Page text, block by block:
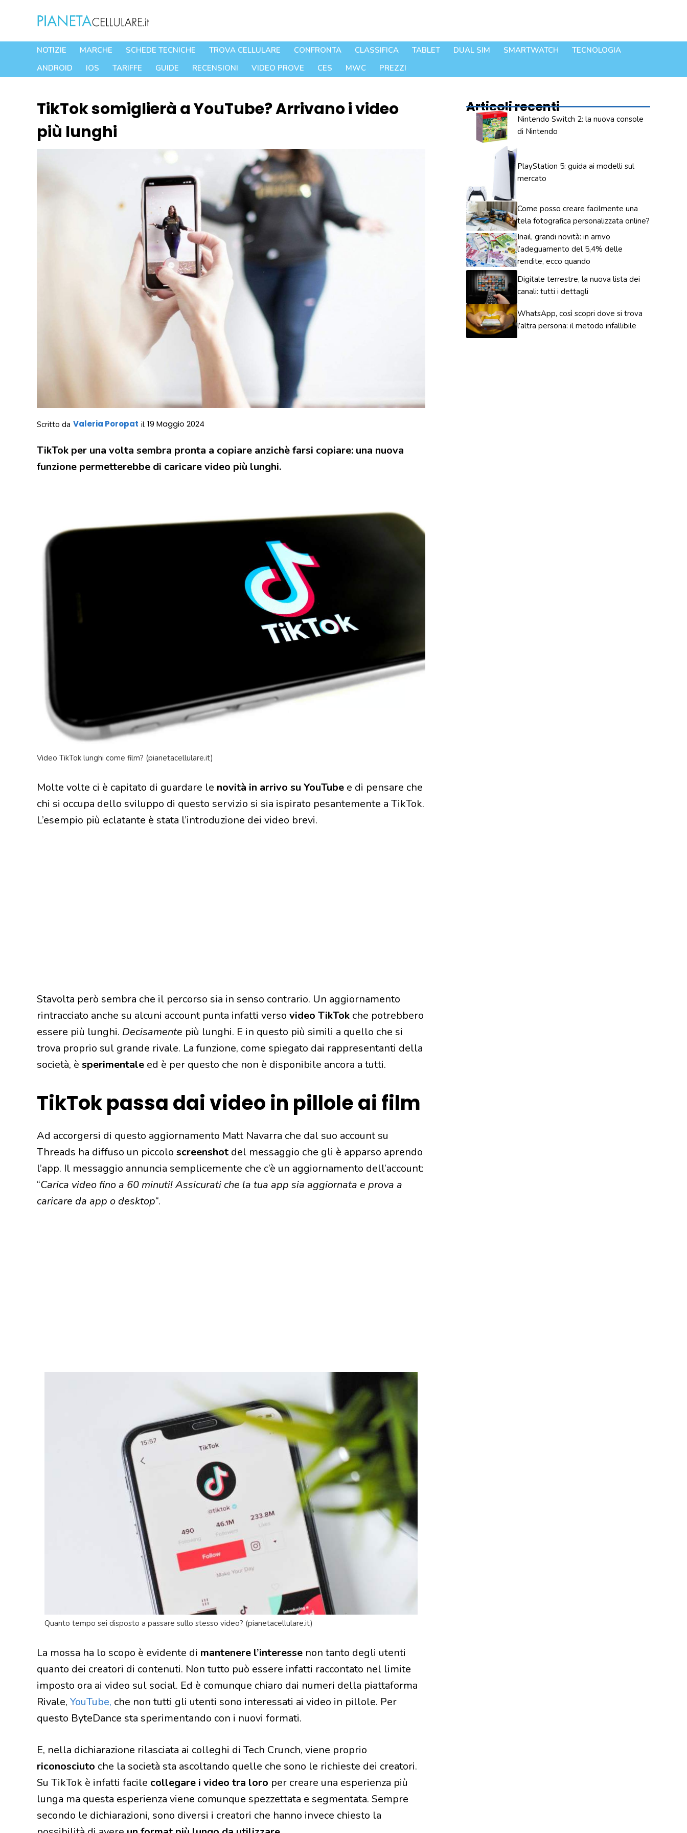
contenuto
NOTIZIE MARCHE SCHEDE TECNICHE TROVA CELLULARE CONFRONTA CLASSIFICA TABLET DUAL SIM SMARTWATCH
TECNOLOGIA
ANDROID
IOS TARIFFE GUIDE RECENSIONI VIDEO PROVE CES MWC PREZZI
TikTok somiglierà a YouTube? Arrivano i video
più lunghi
Scritto da Valeria Poropat il 19 Maggio 2024
TikTok per una volta sembra pronta a copiare anzichè farsi copiare: una nuova
funzione permetterebbe di caricare video più lunghi.
Video TikTok lunghi come film? (pianetacellulare.it)
Molte volte ci è capitato di guardare le novità in arrivo su YouTube e di pensare che
chi si occupa dello sviluppo di questo servizio si sia ispirato pesantemente a TikTok.
L’esempio più eclatante è stata l’introduzione dei video brevi.
Stavolta però sembra che il percorso sia in senso contrario. Un aggiornamento
rintracciato anche su alcuni account punta infatti verso video TikTok che potrebbero
essere più lunghi. Decisamente più lunghi. E in questo più simili a quello che si
trova proprio sul grande rivale. La funzione, come spiegato dai rappresentanti della
società, è sperimentale ed è per questo che non è disponibile ancora a tutti.
TikTok passa dai video in pillole ai film
Ad accorgersi di questo aggiornamento Matt Navarra che dal suo account su
Threads ha diffuso un piccolo screenshot del messaggio che gli è apparso aprendo
l’app. Il messaggio annuncia semplicemente che c’è un aggiornamento dell’account:
“Carica video fino a 60 minuti! Assicurati che la tua app sia aggiornata e prova a
caricare da app o desktop“.
Quanto tempo sei disposto a passare sullo stesso video? (pianetacellulare.it)
La mossa ha lo scopo è evidente di mantenere l’interesse non tanto degli utenti
quanto dei creatori di contenuti. Non tutto può essere infatti raccontato nel limite
imposto ora ai video sul social. Ed è comunque chiaro dai numeri della piattaforma
Rivale, YouTube, che non tutti gli utenti sono interessati ai video in pillole. Per
questo ByteDance sta sperimentando con i nuovi formati.
E, nella dichiarazione rilasciata ai colleghi di Tech Crunch, viene proprio
riconosciuto che la società sta ascoltando quelle che sono le richieste dei creatori.
Su TikTok è infatti facile collegare i video tra loro per creare una esperienza più
lunga ma questa esperienza viene comunque spezzettata e segmentata. Sempre
secondo le dichiarazioni, sono diversi i creatori che hanno invece chiesto la
Articoli recenti
Nintendo Switch 2: la nuova console
di Nintendo
PlayStation 5: guida ai modelli sul
mercato
Come posso creare facilmente una
tela fotografica personalizzata online?
Inail, grandi novità: in arrivo
l’adeguamento del 5,4% delle
rendite, ecco quando
Digitale terrestre, la nuova lista dei
canali: tutti i dettagli
WhatsApp, così scopri dove si trova
l’altra persona: il metodo infallibile